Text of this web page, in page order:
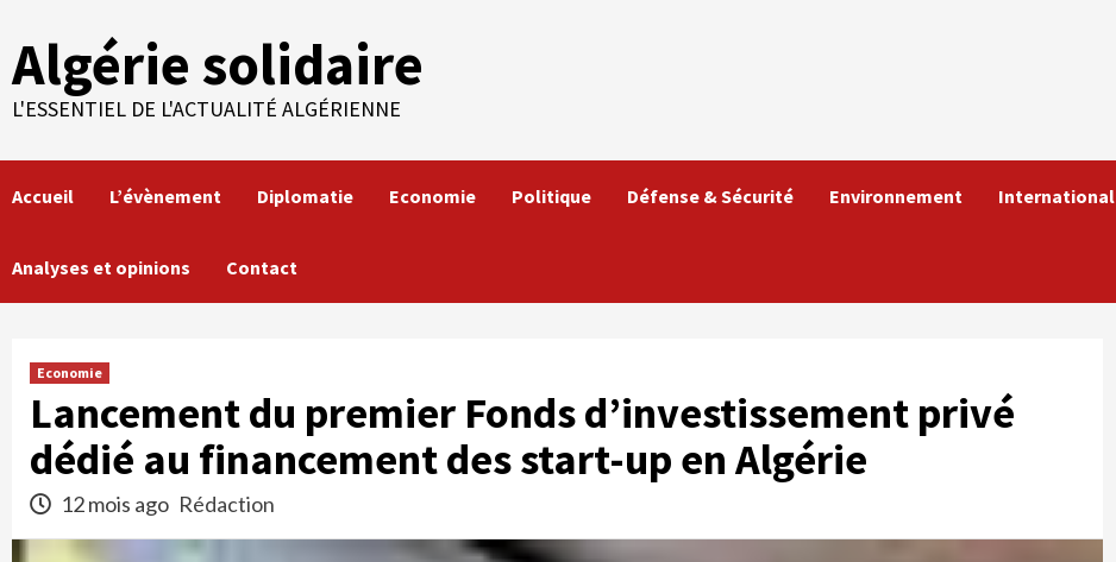
content
Algérie solidaire
L'ESSENTIEL DE L'ACTUALITÉ ALGÉRIENNE
Accueil L’évènement Diplomatie Economie Politique Défense & Sécurité Environnement International
Analyses et opinions Contact
Economie
Lancement du premier Fonds d’investissement privé
dédié au financement des start-up en Algérie
12 mois ago Rédaction